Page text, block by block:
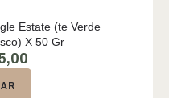
Estate (te Verde
X 50 Gr